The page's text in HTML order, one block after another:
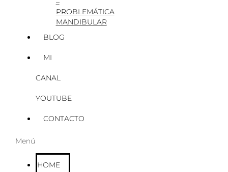
PROBLEMÁTICA
MANDIBULAR
BLOG
MI
CANAL
YOUTUBE
CONTACTO
Menú
HOME